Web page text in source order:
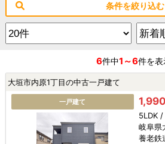
条件を絞り込む
6件中1～6件を表
大垣市内原1丁目の中古一戸建て
一戸建て
5LDK
岐阜県
養老鉄